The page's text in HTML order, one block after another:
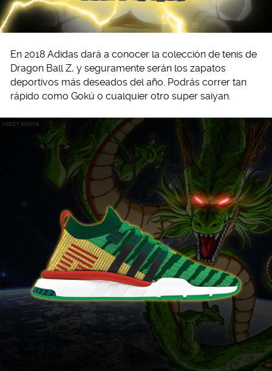
En 2018 Adidas dará a conocer la colección de tenis de
Dragon Ball Z, y seguramente serán los zapatos
deportivos más deseados del año. Podrás correr tan
rápido como Gokú o cualquier otro super saiyan.